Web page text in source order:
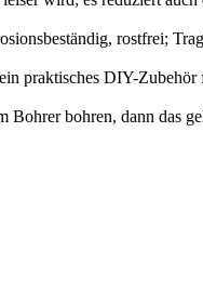
rostfrei;
praktisches DIY-
bohren, dann das